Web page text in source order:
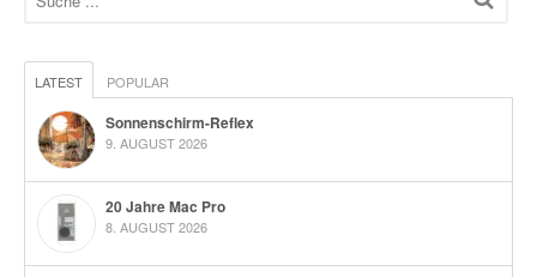
LATEST POPULAR
Sonnenschirm-Reflex
9. AUGUST 2026
20 Jahre Mac Pro
8. AUGUST 2026